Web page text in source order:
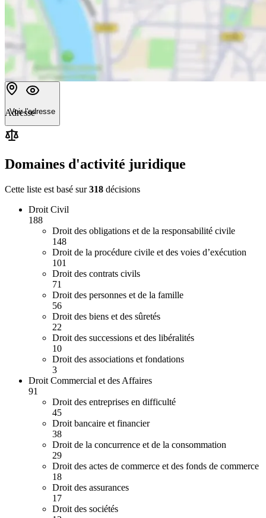
Voir l'adresse
Adresse
Domaines d'activité juridique
Cette liste est basé sur 318 décisions
Droit Civil
188
Droit des obligations et de la responsabilité civile
148
Droit de la procédure civile et des voies d’exécution
101
Droit des contrats civils
71
Droit des personnes et de la famille
56
Droit des biens et des sûretés
22
Droit des successions et des libéralités
10
Droit des associations et fondations
3
Droit Commercial et des Affaires
91
Droit des entreprises en difficulté
45
Droit bancaire et financier
38
Droit de la concurrence et de la consommation
29
Droit des actes de commerce et des fonds de commerce
18
Droit des assurances
17
Droit des sociétés